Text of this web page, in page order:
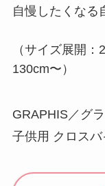
自慢したくなる
（サイズ展開
130cm〜）
GRAPHIS／グ
子供用 クロスバ